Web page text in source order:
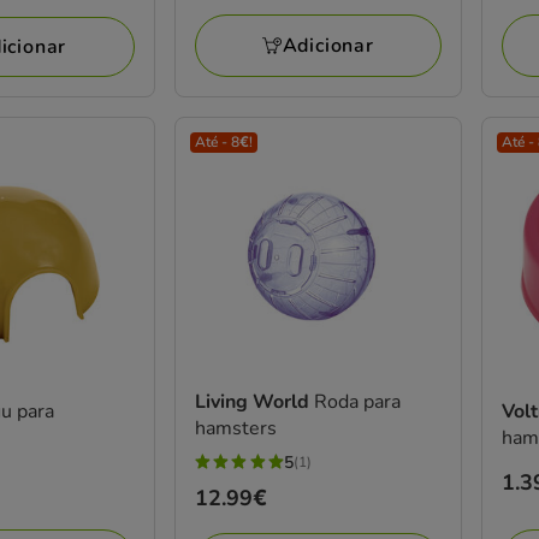
Adicionar
para
Até - 8€!
Living World Roda para
hamsters
5
estrelas
com
5(1)
Preço
12.99€
Até -